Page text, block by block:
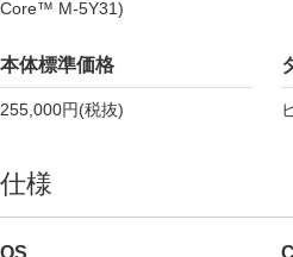
Core™ M-5Y31)
本体標準価格
255,000円(税抜)
仕様
OS